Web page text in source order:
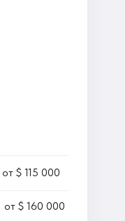
от $ 115 000
от $ 160 000